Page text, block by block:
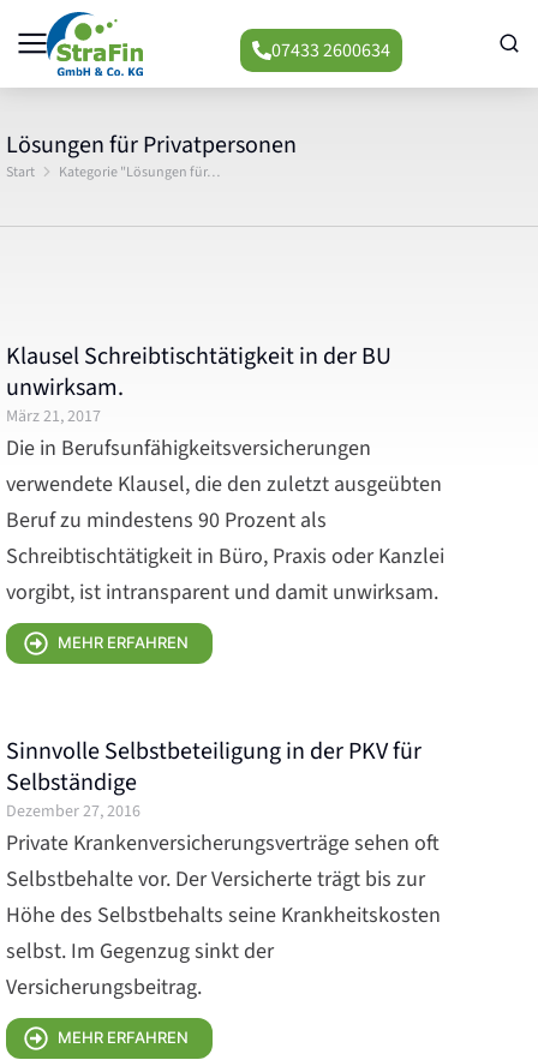
07433 2600634
Lösungen für Privatpersonen
Sie befinden sich hier:
Start Kategorie "Lösungen für…
Klausel Schreibtischtätigkeit in der BU
unwirksam.
März 21, 2017
Die in Berufsunfähigkeitsversicherungen
verwendete Klausel, die den zuletzt ausgeübten
Beruf zu mindestens 90 Prozent als
Schreibtischtätigkeit in Büro, Praxis oder Kanzlei
vorgibt, ist intransparent und damit unwirksam.
MEHR ERFAHREN
Sinnvolle Selbstbeteiligung in der PKV für
Selbständige
Dezember 27, 2016
Private Krankenversicherungsverträge sehen oft
Selbstbehalte vor. Der Versicherte trägt bis zur
Höhe des Selbstbehalts seine Krankheitskosten
selbst. Im Gegenzug sinkt der
Versicherungsbeitrag.
MEHR ERFAHREN